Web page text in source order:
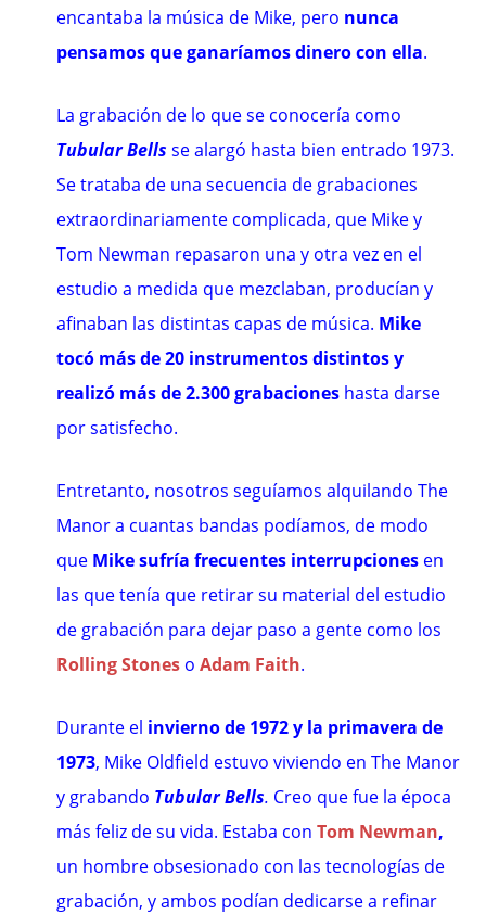
encantaba la música de Mike, pero nunca
pensamos que ganaríamos dinero con ella.
La grabación de lo que se conocería como
Tubular Bells se alargó hasta bien entrado 1973.
Se trataba de una secuencia de grabaciones
extraordinariamente complicada, que Mike y
Tom Newman repasaron una y otra vez en el
estudio a medida que mezclaban, producían y
afinaban las distintas capas de música. Mike
tocó más de 20 instrumentos distintos y
realizó más de 2.300 grabaciones hasta darse
por satisfecho.
Entretanto, nosotros seguíamos alquilando The
Manor a cuantas bandas podíamos, de modo
que Mike sufría frecuentes interrupciones en
las que tenía que retirar su material del estudio
de grabación para dejar paso a gente como los
Rolling Stones oAdam Faith.
Durante el invierno de 1972 y la primavera de
1973, Mike Oldfield estuvo viviendo en The Manor
y grabando Tubular Bells. Creo que fue la época
más feliz de su vida. Estaba conTom Newman,
un hombre obsesionado con las tecnologías de
grabación, y ambos podían dedicarse a refinar